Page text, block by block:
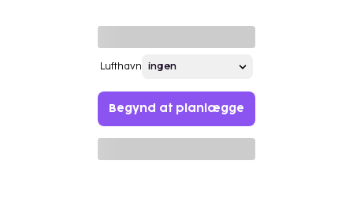
Lufthavn
Begynd at planlægge